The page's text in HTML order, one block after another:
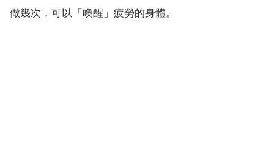
做幾次，可以「喚醒」疲勞的身體。